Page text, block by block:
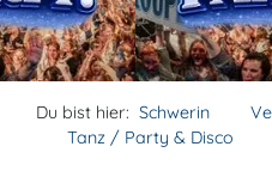
Du bist hier: Schwerin
Tanz / Party & Disco